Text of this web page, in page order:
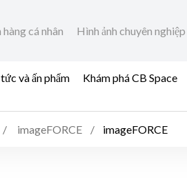
hàng cá nhân Hình ảnh chuyên nghiệp
và ấn phẩm Khám phá CB Space
imageFORCE imageFORCE